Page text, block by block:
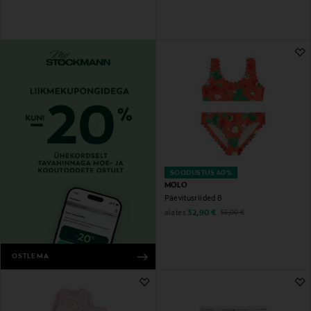
OSTLEMA
SOODUSTUS 40%
MOLO
Päevitusriided 8
alates Discounted Price
32,90 € Original Price
55,00 €